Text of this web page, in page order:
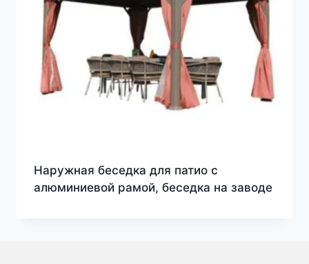
Наружная беседка для патио с
алюминиевой рамой, беседка на заводе